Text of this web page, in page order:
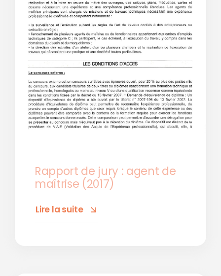
Rapport de jury : agent de
maîtrise (2017)
Lire la suite